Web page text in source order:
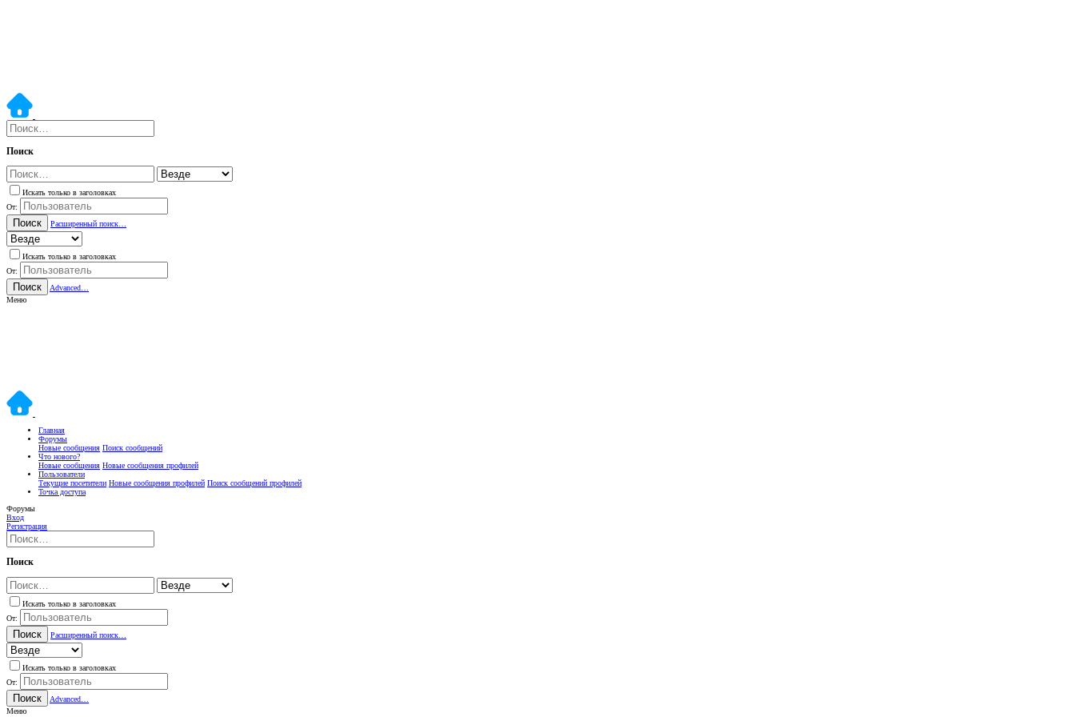
Поиск
Искать только в заголовках
От:
Поиск Расширенный поиск…
Искать только в заголовках
От:
Поиск
Advanced…
Меню
Главная
Форумы
Новые сообщения Поиск сообщений
Что нового?
Новые сообщения Новые сообщения профилей
Пользователи
Текущие посетители Новые сообщения профилей Поиск сообщений профилей
Точка доступа
Форумы
Вход
Регистрация
Поиск
Искать только в заголовках
От:
Поиск Расширенный поиск…
Искать только в заголовках
От:
Поиск
Advanced…
Меню